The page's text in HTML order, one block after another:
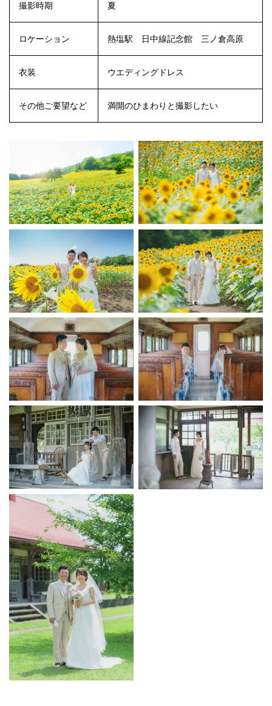
撮影時期 夏
ロケーション 熱塩駅 日中線記念館 三ノ倉高原
衣装 ウエディングドレス
その他ご要望など 満開のひまわりと撮影したい